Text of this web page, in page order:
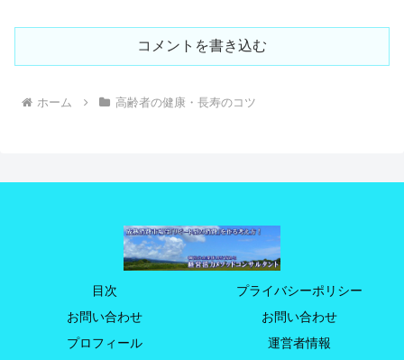
コメントを書き込む
ホーム 高齢者の健康・長寿のコツ
目次
プライバシーポリシー
お問い合わせ
お問い合わせ
プロフィール
運営者情報